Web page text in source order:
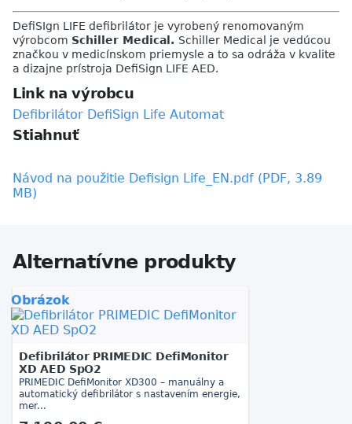
DefiSIgn LIFE defibrilátor je vyrobený renomovaným
výrobcom Schiller Medical. Schiller Medical je vedúcou
značkou v medicínskom priemysle a to sa odráža v kvalite
a dizajne prístroja DefiSign LIFE AED.
Link na výrobcu
Defibrilátor DefiSign Life Automat
Stiahnuť
Návod na použitie Defisign Life_EN.pdf (PDF, 3.89
MB)
Alternatívne produkty
Obrázok
Defibrilátor PRIMEDIC DefiMonitor
XD AED SpO2
PRIMEDIC DefiMonitor XD300 – manuálny a
automatický defibrilátor s nastavením energie,
mer...